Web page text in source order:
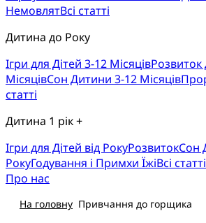
НемовлятВсі статті
Дитина до Року
Ігри для Дітей 3-12 Місяців
МісяцівСон Дитини 3-12 Місяців
статті
Дитина 1 рік +
Ігри для Дітей від РокуРозвитокCон
РокуГодування і Примхи ЇжіВсі статті
Про нас
На головну Привчання до горщика